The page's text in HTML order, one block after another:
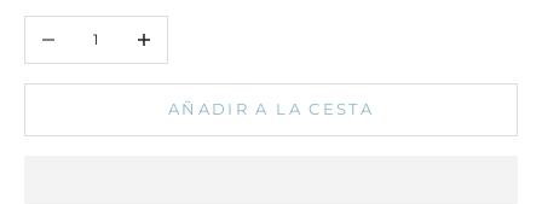
AÑADIR A LA CESTA